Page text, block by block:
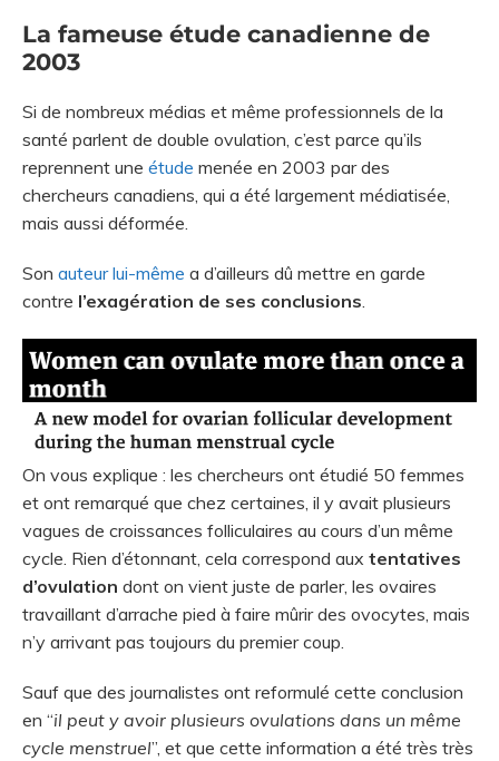
La fameuse étude canadienne de
2003
Si de nombreux médias et même professionnels de la
santé parlent de double ovulation, c’est parce qu’ils
reprennent une étude menée en 2003 par des
chercheurs canadiens, qui a été largement médiatisée,
mais aussi déformée.
Son auteur lui-même a d’ailleurs dû mettre en garde
contre l’exagération de ses conclusions.
On vous explique : les chercheurs ont étudié 50 femmes
et ont remarqué que chez certaines, il y avait plusieurs
vagues de croissances folliculaires au cours d’un même
cycle. Rien d’étonnant, cela correspond aux tentatives
d’ovulation dont on vient juste de parler, les ovaires
travaillant d’arrache pied à faire mûrir des ovocytes, mais
n’y arrivant pas toujours du premier coup.
Sauf que des journalistes ont reformulé cette conclusion
en “il peut y avoir plusieurs ovulations dans un même
cycle menstruel”, et que cette information a été très très